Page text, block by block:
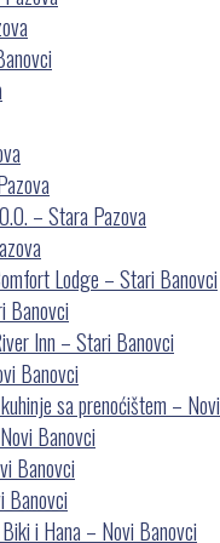
– Stara Pazova
Lodge – Stari Banovci
Banovci
Inn – Stari Banovci
Banovci
sa prenoćištem –
Banovci
Banovci
Banovci
i Hana – Novi Banovci